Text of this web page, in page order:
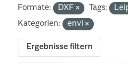
Formate: DXF Tags:
Kategorien:
envi
Ergebnisse filtern